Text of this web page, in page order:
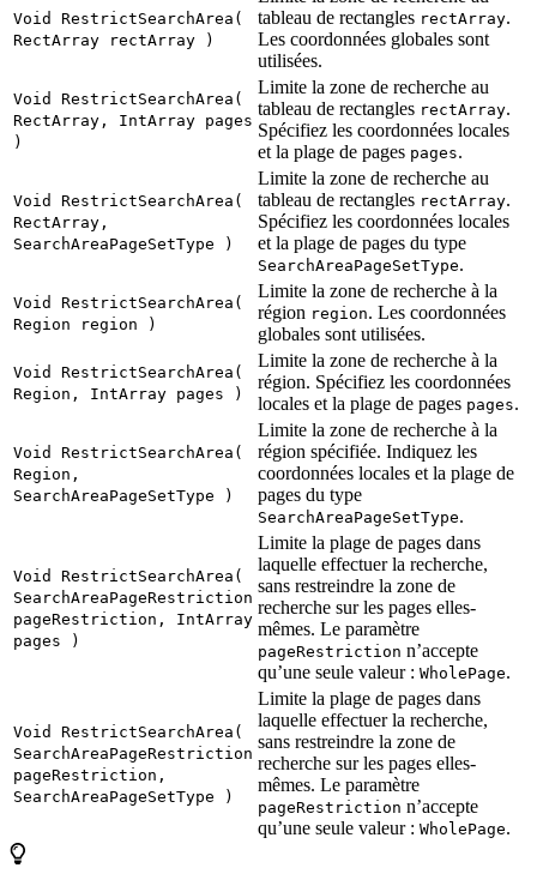
Void RestrictSearchArea(
RectArray rectArray )
tableau de rectangles rectArray.
Les coordonnées globales sont
utilisées.
Void RestrictSearchArea(
RectArray, IntArray pages
)
Limite la zone de recherche au
tableau de rectangles rectArray.
Spécifiez les coordonnées locales
et la plage de pages pages.
Void RestrictSearchArea(
RectArray,
SearchAreaPageSetType )
Limite la zone de recherche au
tableau de rectangles rectArray.
Spécifiez les coordonnées locales
et la plage de pages du type
SearchAreaPageSetType.
Void RestrictSearchArea(
Region region )
Limite la zone de recherche à la
région region. Les coordonnées
globales sont utilisées.
Void RestrictSearchArea(
Region, IntArray pages )
Limite la zone de recherche à la
région. Spécifiez les coordonnées
locales et la plage de pages pages.
Void RestrictSearchArea(
Region,
SearchAreaPageSetType )
Limite la zone de recherche à la
région spécifiée. Indiquez les
coordonnées locales et la plage de
pages du type
SearchAreaPageSetType.
Void RestrictSearchArea(
SearchAreaPageRestriction
pageRestriction, IntArray
pages )
Limite la plage de pages dans
laquelle effectuer la recherche,
sans restreindre la zone de
recherche sur les pages elles-
mêmes. Le paramètre
pageRestriction n’accepte
qu’une seule valeur : WholePage.
Void RestrictSearchArea(
SearchAreaPageRestriction
pageRestriction,
SearchAreaPageSetType )
Limite la plage de pages dans
laquelle effectuer la recherche,
sans restreindre la zone de
recherche sur les pages elles-
mêmes. Le paramètre
pageRestriction n’accepte
qu’une seule valeur : WholePage.